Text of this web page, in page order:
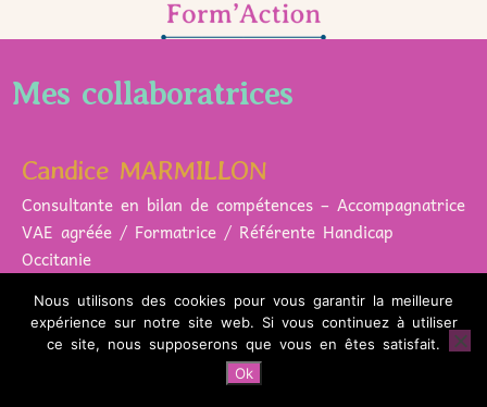
Mes collaboratrices
Candice MARMILLON
Consultante en bilan de compétences – Accompagnatrice
VAE agréée / Formatrice / Référente Handicap
Occitanie
Intervisions entre pair·es consultant·es en bilan de
compétences, processus de questionnements des
compétences et des compétences transversales, des
Nous utilisons des cookies pour vous garantir la meilleure
expérience sur notre site web. Si vous continuez à utiliser
ce site, nous supposerons que vous en êtes satisfait.
Ok